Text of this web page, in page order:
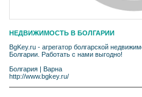
НЕДВИЖИМОСТЬ В БОЛГАРИИ
BgKey.ru - агрегатор болгарской
Болгарии. Работать с нами выгодно!
Болгария
Варна
http://www.bgkey.ru/